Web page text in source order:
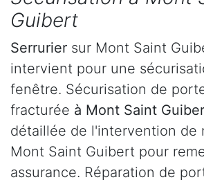
Guibert
Serrurier sur Mont Saint
intervient pour une
fenêtre. Sécurisation de
fracturée à Mont Saint
détaillée de l'intervention de
Mont Saint Guibert pour
assurance. Réparation de